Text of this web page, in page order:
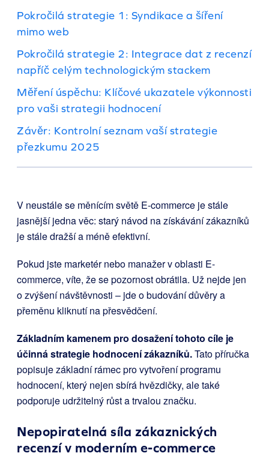
Pokročilá strategie 1: Syndikace a šíření
mimo web
Pokročilá strategie 2: Integrace dat z recenzí
napříč celým technologickým stackem
Měření úspěchu: Klíčové ukazatele výkonnosti
pro vaši strategii hodnocení
Závěr: Kontrolní seznam vaší strategie
přezkumu 2025
V neustále se měnícím světě E-commerce je stále
jasnější jedna věc: starý návod na získávání zákazníků
je stále dražší a méně efektivní.
Pokud jste marketér nebo manažer v oblasti E-
commerce, víte, že se pozornost obrátila. Už nejde jen
o zvýšení návštěvnosti – jde o budování důvěry a
přeměnu kliknutí na přesvědčení.
Základním kamenem pro dosažení tohoto cíle je
účinná strategie hodnocení zákazníků.Tato příručka
popisuje základní rámec pro vytvoření programu
hodnocení, který nejen sbírá hvězdičky, ale také
podporuje udržitelný růst a trvalou značku.
Nepopiratelná síla zákaznických
recenzí v moderním e-commerce